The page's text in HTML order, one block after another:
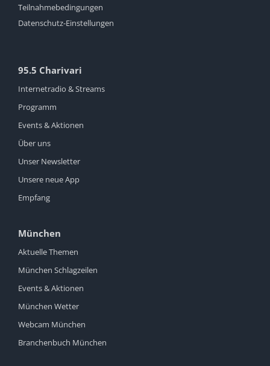
Teilnahmebedingungen
Datenschutz-Einstellungen
95.5 Charivari
Internetradio & Streams
Programm
Events & Aktionen
Über uns
Unser Newsletter
Unsere neue App
Empfang
München
Aktuelle Themen
München Schlagzeilen
Events & Aktionen
München Wetter
Webcam München
Branchenbuch München